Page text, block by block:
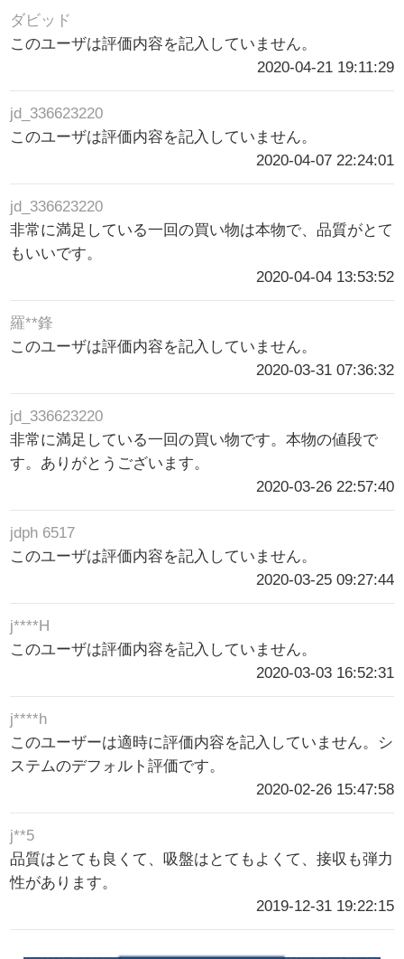
ダビッド
このユーザは評価内容を記入していません。
2020-04-21 19:11:29
jd_336623220
このユーザは評価内容を記入していません。
2020-04-07 22:24:01
jd_336623220
非常に満足している一回の買い物は本物で、品質がとて
もいいです。
2020-04-04 13:53:52
羅**鋒
このユーザは評価内容を記入していません。
2020-03-31 07:36:32
jd_336623220
非常に満足している一回の買い物です。本物の値段で
す。ありがとうございます。
2020-03-26 22:57:40
jdph 6517
このユーザは評価内容を記入していません。
2020-03-25 09:27:44
j****H
このユーザは評価内容を記入していません。
2020-03-03 16:52:31
j****h
このユーザーは適時に評価内容を記入していません。シ
ステムのデフォルト評価です。
2020-02-26 15:47:58
j**5
品質はとても良くて、吸盤はとてもよくて、接収も弾力
性があります。
2019-12-31 19:22:15